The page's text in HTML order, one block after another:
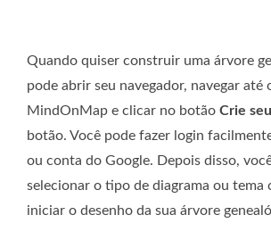
Quando quiser construir uma árvore
pode abrir seu navegador, navegar até
MindOnMap e clicar no botão Crie
botão. Você pode fazer login
ou conta do Google. Depois disso,
selecionar o tipo de diagrama ou tema
iniciar o desenho da sua árvore